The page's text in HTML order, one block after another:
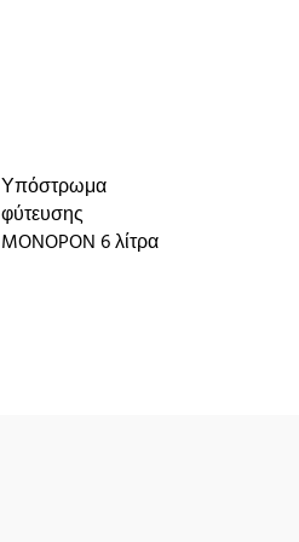
Υπόστρωμα
φύτευσης
MONOPON 6 λίτρα